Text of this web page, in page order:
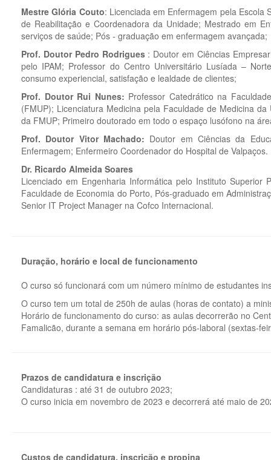
Mestre Glória Couto: Licenciada em Enfermagem pela
de Reabilitação e Coordenadora da Unidade; Mestrado em
serviços de saúde; Pós - graduação em enfermagem
Prof. Doutor Pedro Rodrigues: Doutor em Ciências
pelo IPAM; Professor do Centro Universitário Lusíada –
consumo experiencial, satisfação e lealdade de clientes;
Prof. Doutor Rui Nunes: Professor Catedrático na
(FMUP); Licenciatura Medicina pela Faculdade de Medicina
da FMUP; Primeiro doutorado em todo o espaço lusófono na
Prof. Doutor Vitor Machado: Doutor em Ciências da
Enfermagem; Enfermeiro Coordenador do Hospital de Valpaços.
Dr. Ricardo Almeida Soares
Licenciado em Engenharia Informática pelo Instituto
Faculdade de Economia do Porto, Pós-graduado em
Senior IT Project Manager na Cofco Internacional.
Duração, horário e local de funcionamento
O curso só funcionará com um número mínimo de estudantes
O curso tem um total de 250h de aulas (horas de contato) a
Horário de funcionamento do curso: as aulas decorrerão no
Famalicão, durante a semana em horário pós-laboral (sextas-
Prazos de candidatura e inscrição
Candidaturas : até 31 de outubro 2023;
O curso inicia em novembro de 2023 e decorrerá até maio de
Custos de candidatura, inscrição e propina